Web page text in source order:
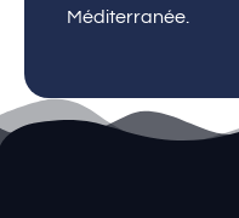
Méditerranée.